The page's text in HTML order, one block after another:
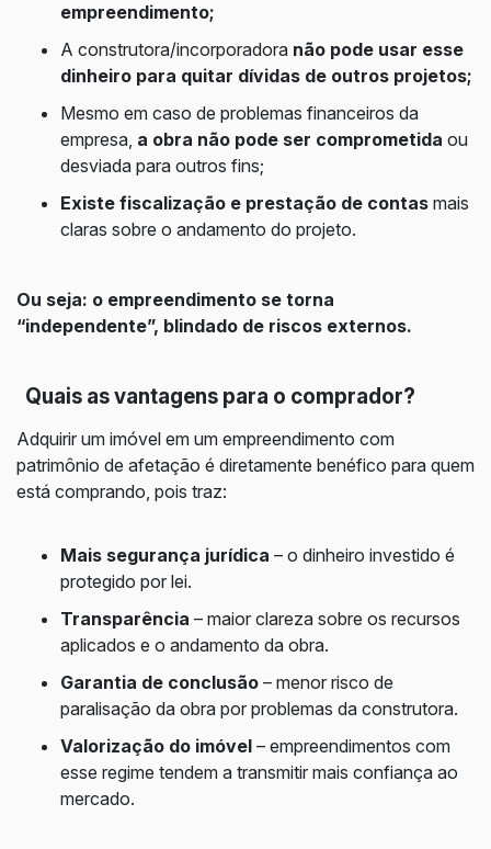
empreendimento;
A construtora/incorporadora não pode usar esse
dinheiro para quitar dívidas de outros projetos;
Mesmo em caso de problemas financeiros da
empresa, a obra não pode ser comprometida ou
desviada para outros fins;
Existe fiscalização e prestação de contas mais
claras sobre o andamento do projeto.
Ou seja: o empreendimento se torna
“independente”, blindado de riscos externos.
Quais as vantagens para o comprador?
Adquirir um imóvel em um empreendimento com
patrimônio de afetação é diretamente benéfico para quem
está comprando, pois traz:
Mais segurança jurídica – o dinheiro investido é
protegido por lei.
Transparência – maior clareza sobre os recursos
aplicados e o andamento da obra.
Garantia de conclusão – menor risco de
paralisação da obra por problemas da construtora.
Valorização do imóvel – empreendimentos com
esse regime tendem a transmitir mais confiança ao
mercado.